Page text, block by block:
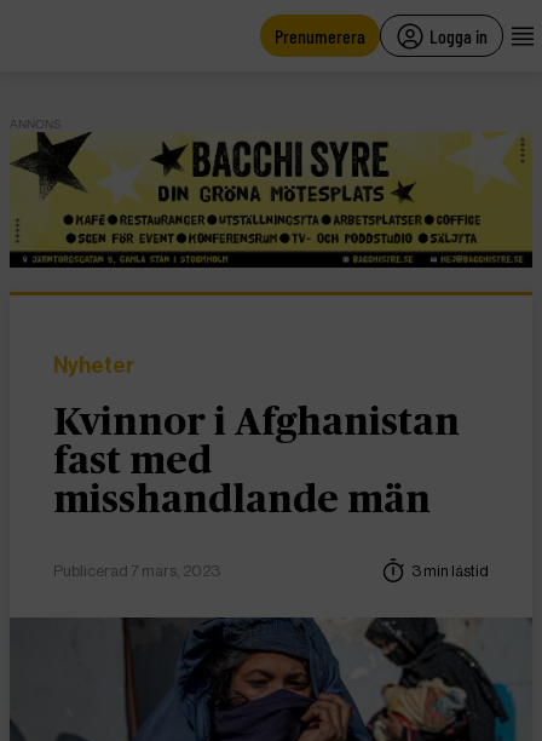
Prenumerera Logga in
ANNONS
Nyheter
Kvinnor i Afghanistan
fast med
misshandlande män
Publicerad 7 mars, 2023 3 min lästid